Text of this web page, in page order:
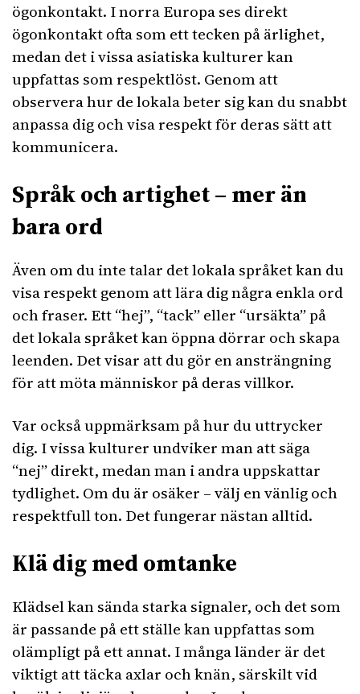
ögonkontakt. I norra Europa ses direkt
ögonkontakt ofta som ett tecken på ärlighet,
medan det i vissa asiatiska kulturer kan
uppfattas som respektlöst. Genom att
observera hur de lokala beter sig kan du snabbt
anpassa dig och visa respekt för deras sätt att
kommunicera.
Språk och artighet – mer än
bara ord
Även om du inte talar det lokala språket kan du
visa respekt genom att lära dig några enkla ord
och fraser. Ett “hej”, “tack” eller “ursäkta” på
det lokala språket kan öppna dörrar och skapa
leenden. Det visar att du gör en ansträngning
för att möta människor på deras villkor.
Var också uppmärksam på hur du uttrycker
dig. I vissa kulturer undviker man att säga
“nej” direkt, medan man i andra uppskattar
tydlighet. Om du är osäker – välj en vänlig och
respektfull ton. Det fungerar nästan alltid.
Klä dig med omtanke
Klädsel kan sända starka signaler, och det som
är passande på ett ställe kan uppfattas som
olämpligt på ett annat. I många länder är det
viktigt att täcka axlar och knän, särskilt vid